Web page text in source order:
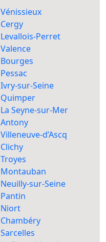
Perret
sur-Seine
Seyne-sur-Mer
d’Ascq
sur-Seine